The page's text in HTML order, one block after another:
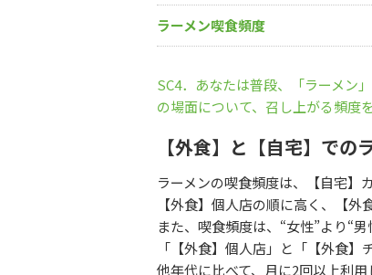
ラーメン喫食頻度
SC4．あなたは普段、「ラーメン
の場面について、召し上がる頻度
【外食】と【自宅】での
ラーメンの喫食頻度は、【自宅】
【外食】個人店の順に高く、【外
また、喫食頻度は、“女性”より“男
「【外食】個人店」と「【外食
他年代に比べて、月に2回以上利用